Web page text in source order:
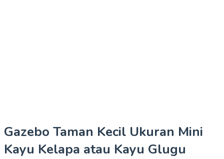
Gazebo Taman Kecil Ukuran Mini
Kayu Kelapa atau Kayu Glugu